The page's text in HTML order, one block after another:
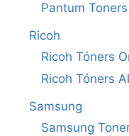
Pantum
Ricoh
Ricoh Tóners
Ricoh Tóners
Samsung
Samsung